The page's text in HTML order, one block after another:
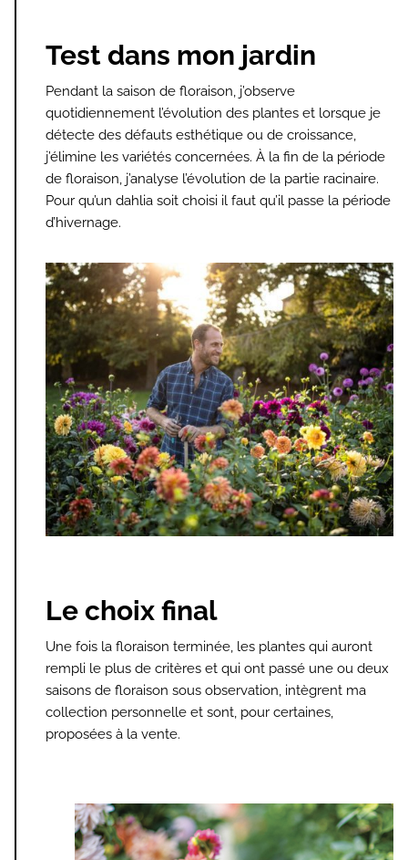
Test dans mon jardin
Pendant la saison de floraison, j’observe
quotidiennement l’évolution des plantes et lorsque je
détecte des défauts esthétique ou de croissance,
j’élimine les variétés concernées. À la fin de la période
de floraison, j’analyse l’évolution de la partie racinaire.
Pour qu’un dahlia soit choisi il faut qu’il passe la période
d’hivernage.
Le choix final
Une fois la floraison terminée, les plantes qui auront
rempli le plus de critères et qui ont passé une ou deux
saisons de floraison sous observation, intègrent ma
collection personnelle et sont, pour certaines,
proposées à la vente.